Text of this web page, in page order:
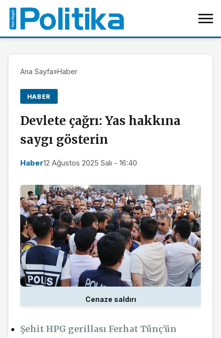
Ana Sayfa»Haber
HABER
Devlete çağrı: Yas hakkına
saygı gösterin
Haber12 Ağustos 2025 Salı - 16:40
Cenaze saldırı
Şehit HPG gerillası Ferhat Tünç'ün